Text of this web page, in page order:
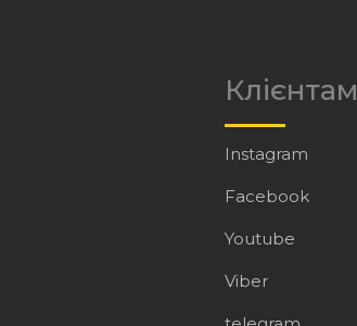
Клієнтам
Instagram
Facebook
Youtube
Viber